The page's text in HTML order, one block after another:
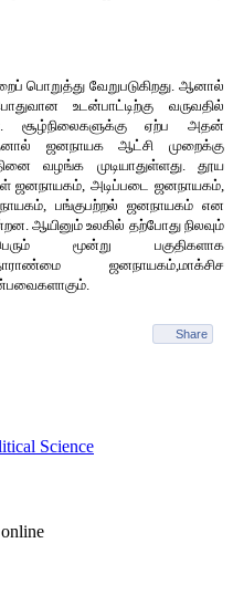
பொறுத்து வேறுபடுகிறது. ஆனால்
உடன்பாட்டிற்கு வருவதில்
சூழ்நிலைகளுக்கு ஏற்ப அதன்
ஜனநாயக ஆட்சி முறைக்கு
வழங்க முடியாதுள்ளது. தூய
அடிப்படை ஜனநாயகம்,
பங்குபற்றல் ஜனநாயகம் என
ஆயினும் உலகில் தற்போது நிலவும்
மூன்று பகுதிகளாக
ஜனநாயகம்,மாக்சிச
Share
Science